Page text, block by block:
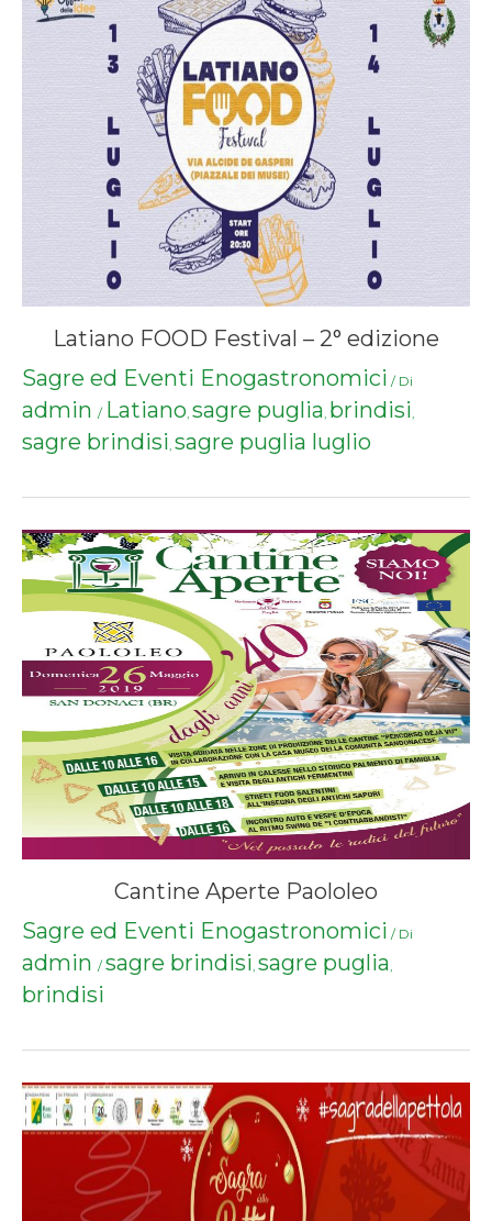
Latiano FOOD Festival – 2° edizione
Sagre ed Eventi Enogastronomici / Di
admin / Latiano, sagre puglia, brindisi,
sagre brindisi, sagre puglia luglio
Cantine Aperte Paololeo
Sagre ed Eventi Enogastronomici / Di
admin / sagre brindisi, sagre puglia,
brindisi